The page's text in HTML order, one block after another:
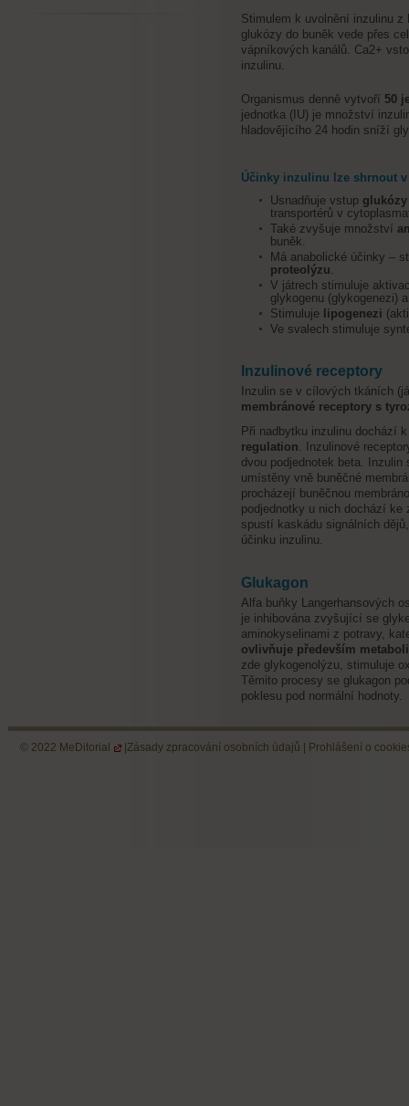
Stimulem k uvolnění inzulinu
glukózy do buněk vede přes
vápníkových kanálů. Ca2+
inzulinu.
Organismus denně vytvoří 50
jednotka (IU) je množství
hladovějícího 24 hodin sníží
Účinky inzulinu lze shrnout
Usnadňuje vstup
transportérů v
Také zvyšuje množství
buněk.
Má anabolické účinky –
proteolýzu.
V játrech stimuluje
glykogenu (glykogenezi)
Stimuluje lipogenezi
Ve svalech stimuluje
Inzulinové receptory
Inzulin se v cílových tkáních
membránové receptory s
Při nadbytku inzulinu dochází
regulation. Inzulinové
dvou podjednotek beta.
umístěny vně buněčné
procházejí buněčnou
podjednotky u nich dochází ke
spustí kaskádu signálních
účinku inzulinu.
Glukagon
Alfa buňky Langerhansových
je inhibována zvyšující se
aminokyselinami z potravy,
ovlivňuje především
zde glykogenolýzu, stimuluje
Těmito procesy se glukagon
poklesu pod normální hodnoty.
© 2022 MeDitorial | Zásady zpracování osobních údajů Prohlášení o